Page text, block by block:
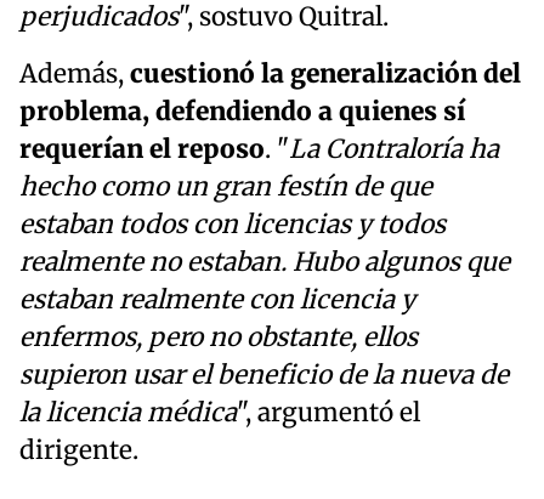
perjudicados", sostuvo Quitral.
Además,cuestionó la generalización del
problema, defendiendo a quienes sí
requerían el reposo. "La Contraloría ha
hecho como un gran festín de que
estaban todos con licencias y todos
realmente no estaban. Hubo algunos que
estaban realmente con licencia y
enfermos, pero no obstante, ellos
supieron usar el beneficio de la nueva de
la licencia médica", argumentó el
dirigente.